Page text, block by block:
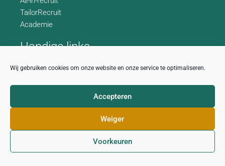
Wij gebruiken cookies om onze website en onze service te optimaliseren.
Accepteren
Weiger
Voorkeuren
TailorRecruit
Academie
Handige links
Contactgegevens
Privacy disclaimerCookiebeleid